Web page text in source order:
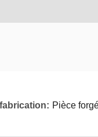
Pièce